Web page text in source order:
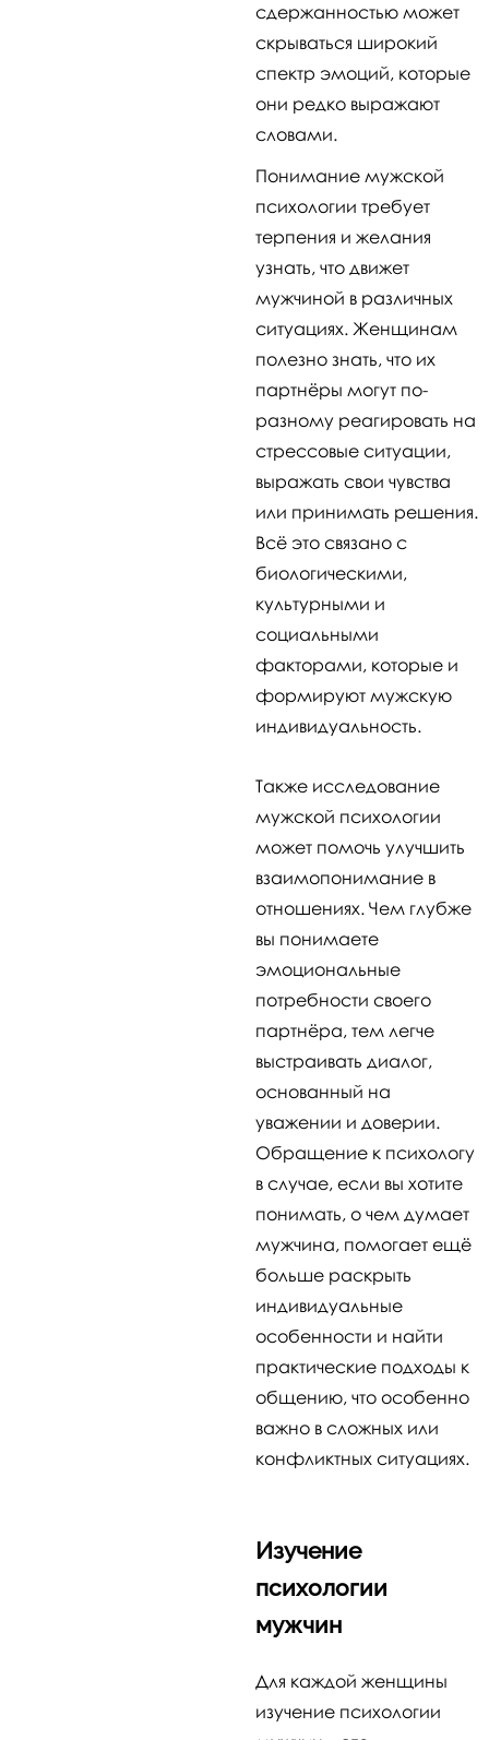
сдержанностью может
скрываться широкий
спектр эмоций, которые
они редко выражают
словами.
Понимание мужской
психологии требует
терпения и желания
узнать, что движет
мужчиной в различных
ситуациях. Женщинам
полезно знать, что их
партнёры могут по-
разному реагировать на
стрессовые ситуации,
выражать свои чувства
или принимать решения.
Всё это связано с
биологическими,
культурными и
социальными
факторами, которые и
формируют мужскую
индивидуальность.
Также исследование
мужской психологии
может помочь улучшить
взаимопонимание в
отношениях. Чем глубже
вы понимаете
эмоциональные
потребности своего
партнёра, тем легче
выстраивать диалог,
основанный на
уважении и доверии.
Обращение к психологу
в случае, если вы хотите
понимать, о чем думает
мужчина, помогает ещё
больше раскрыть
индивидуальные
особенности и найти
практические подходы к
общению, что особенно
важно в сложных или
конфликтных ситуациях.
Изучение
психологии
мужчин
Для каждой женщины
изучение психологии